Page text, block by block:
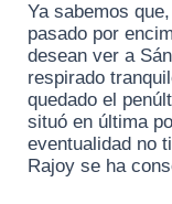
Ya sabemos
pasado por
desean ver a
respirado
quedado el
situó en última
eventualidad no
Rajoy se ha